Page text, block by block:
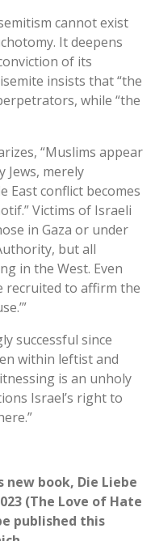
cannot exist
It deepens
of its
insists that “the
while “the
“Muslims appear
Jews, merely
East conflict becomes
Victims of Israeli
in Gaza or under
but all
in the West. Even
recruited to affirm the
successful since
within leftist and
is an unholy
Israel’s right to
new book, Die Liebe
(The Love of Hate
published this